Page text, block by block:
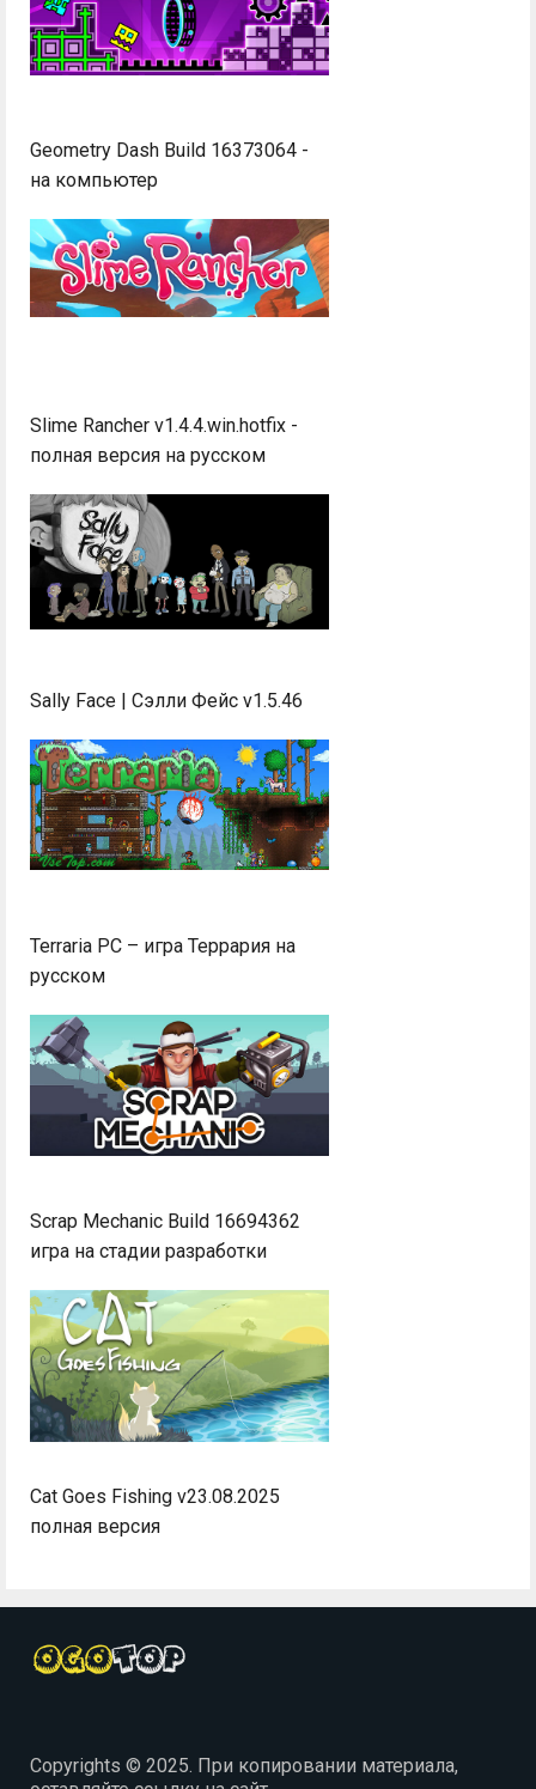
Geometry Dash Build 16373064 -
на компьютер
Slime Rancher v1.4.4.win.hotfix -
полная версия на русском
Sally Face | Сэлли Фейс v1.5.46
Terraria PC – игра Террария на
русском
Scrap Mechanic Build 16694362
игра на стадии разработки
Cat Goes Fishing v23.08.2025
полная версия
Copyrights © 2025. При копировании материала,